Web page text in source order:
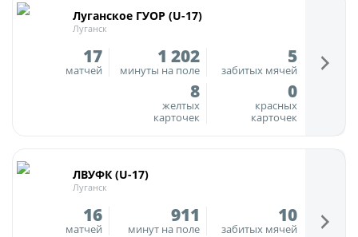
Турнир Объединенного чемпионата по
2009-2010 годов рождения (U-17)
Календарь и результаты матчей
Турнирная таблица
Команды
Игроки
Дисквалификации
Луганское ГУОР (U-17)
Луганск
матчей
17
минуты на поле
1 202
забитых мячей
5
желтых
карточек
8
красных
карточек
0
ЛВУФК (U-17)
Луганск
матчей
16
минут на поле
911
забитых мячей
10